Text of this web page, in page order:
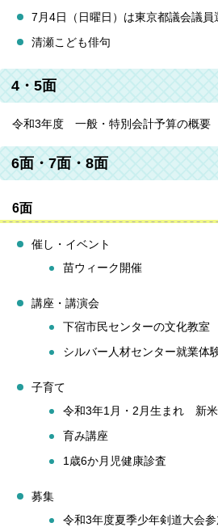
7月4日（日曜日）は東京都議会議員
清瀬こども俳句
4・5面
令和3年度 一般・特別会計予算の概要
6面・7面・8面
6面
催し・イベント
苗ウィーク開催
講座・講演会
下宿市民センターの文化教室
シルバー人材センター就業体
子育て
令和3年1月・2月生まれ 新
育み講座
1歳6か月児健康診査
募集
令和3年度夏季少年剣道大会